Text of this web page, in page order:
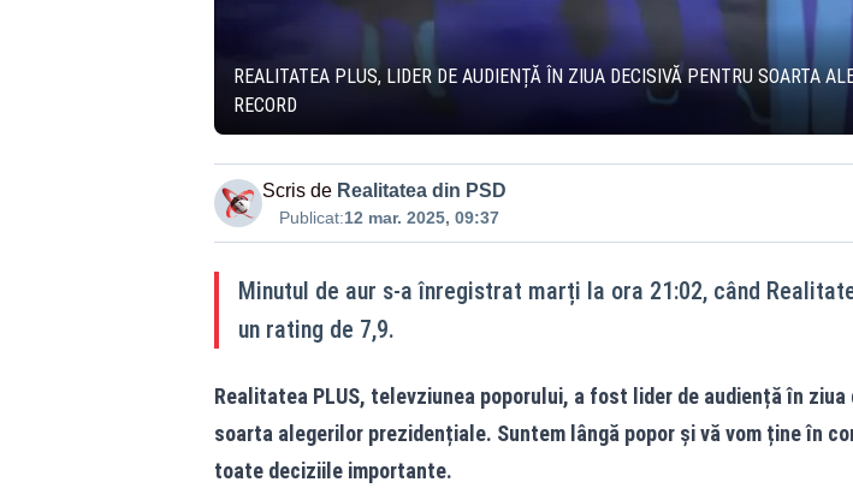
REALITATEA PLUS, LIDER DE AUDIENȚĂ ÎN ZIUA DECISIVĂ PENTRU SOARTA
RECORD
Scris de Realitatea din PSD
Publicat:12 mar. 2025, 09:37
Minutul de aur s-a înregistrat marți la ora 21:02, când
un rating de 7,9.
Realitatea PLUS, televziunea poporului, a fost lider de audiențăîn ziua
soarta alegerilor prezidențiale. Suntem lângă popor și vă vom ține în
toate deciziile importante.